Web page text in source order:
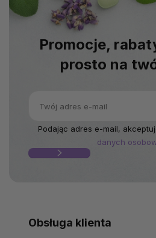
Promocje,
prosto na
Podając adres e-mail,
danych
Obsługa klienta